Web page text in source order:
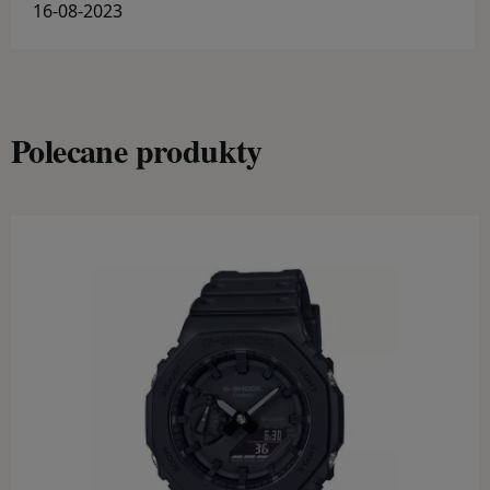
paski i portfele
16-08-2023
Polecane produkty